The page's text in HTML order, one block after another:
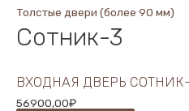
Толстые двери (более 90 мм)
Сотник-3
ВХОДНАЯ ДВЕРЬ
56900,00₽